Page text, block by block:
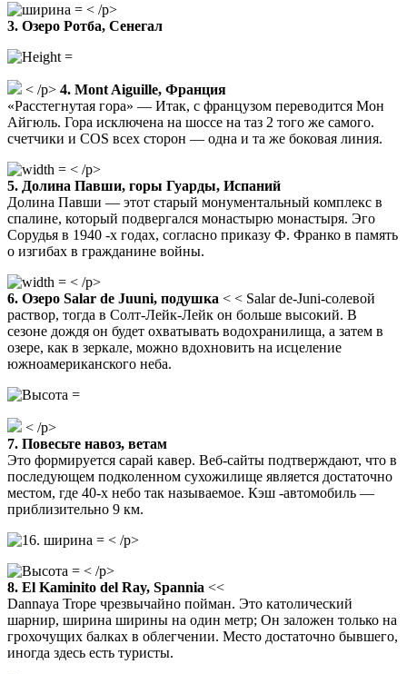
< /p>
3. Озеро Ротба, Сенегал
< /p> 4. Mont Aiguille, Франция
«Расстегнутая гора» — Итак, с французом переводится Мон
Айгюль. Гора исключена на шоссе на таз 2 того же самого.
счетчики и COS всех сторон — одна и та же боковая линия.
< /p>
5. Долина Павши, горы Гуарды, Испаний
Долина Павши — этот старый монументальный комплекс в
спалине, который подвергался монастырю монастыря. Эго
Сорудья в 1940 -х годах, согласно приказу Ф. Франко в память
о изгибах в гражданине войны.
< /p>
6. Озеро Salar de Juuni, подушка < < Salar de-Juni-солевой
раствор, тогда в Солт-Лейк-Лейк он больше высокий. В
сезоне дождя он будет охватывать водохранилища, а затем в
озере, как в зеркале, можно вдохновить на исцеление
южноамериканского неба.
< /p>
7. Повесьте навоз, ветам
Это формируется сарай кавер. Веб-сайты подтверждают, что в
последующем подколенном сухожилище является достаточно
местом, где 40-х небо так называемое. Кэш -автомобиль —
приблизительно 9 км.
< /p>
< /p>
8. El Kaminito del Ray, Spannia <<
Dannaya Trope чрезвычайно пойман. Это католический
шарнир, ширина ширины на один метр; Он заложен только на
грохочущих балках в облегчении. Место достаточно бывшего,
иногда здесь есть туристы.